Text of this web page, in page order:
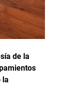
de la
la